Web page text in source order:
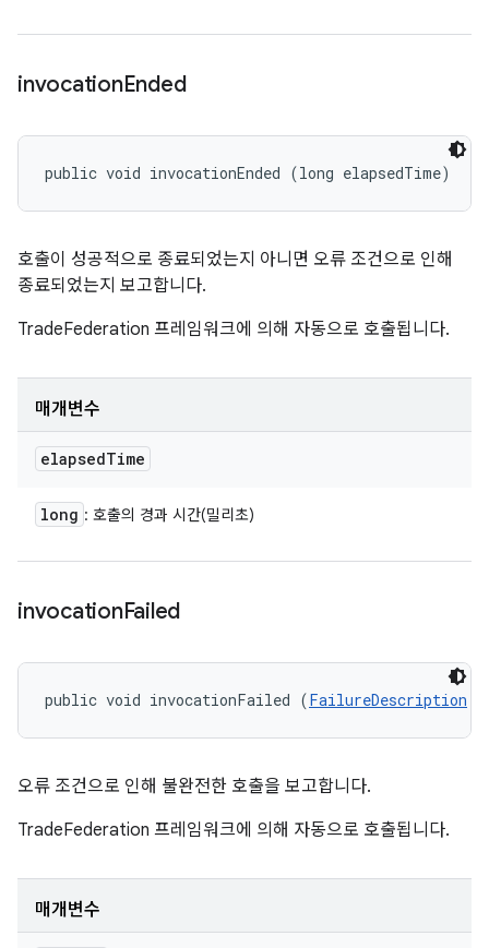
invocationEnded
public void invocationEnded (long elapsedTime)
호출이 성공적으로 종료되었는지 아니면 오류 조건으로 인해
종료되었는지 보고합니다.
TradeFederation 프레임워크에 의해 자동으로 호출됩니다.
매개변수
elapsedTime
long : 호출의 경과 시간(밀리초)
invocationFailed
public void invocationFailed (FailureDescription
오류 조건으로 인해 불완전한 호출을 보고합니다.
TradeFederation 프레임워크에 의해 자동으로 호출됩니다.
매개변수